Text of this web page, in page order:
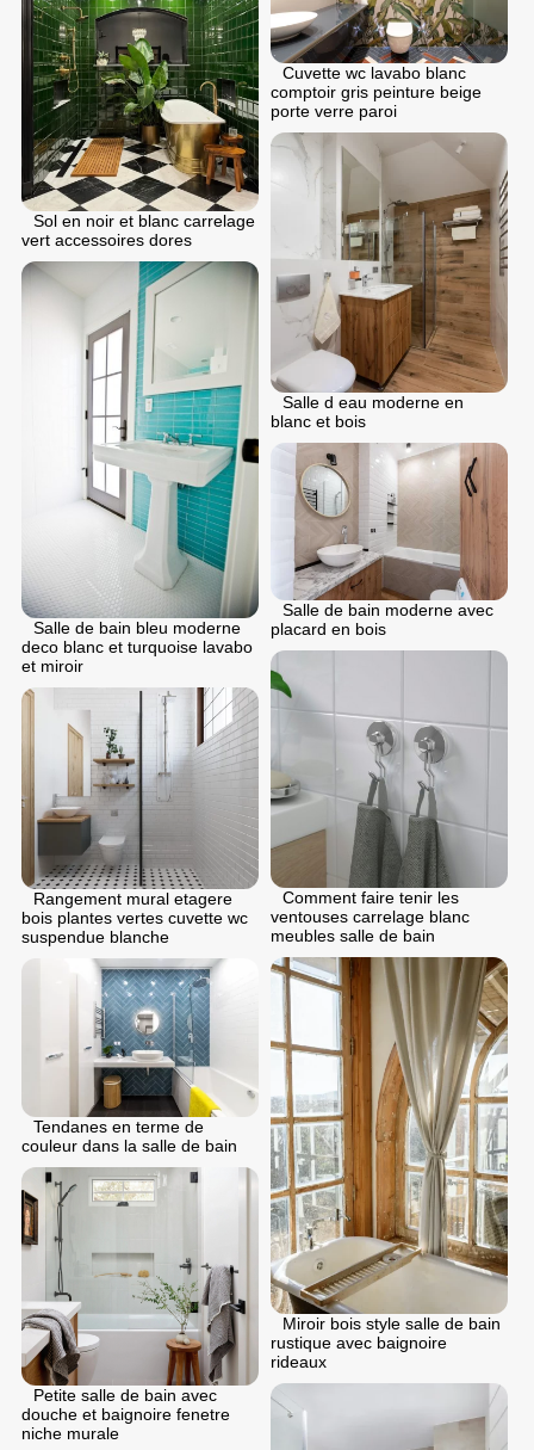
Sol en noir et blanc carrelage
vert accessoires dores
Cuvette wc lavabo blanc
comptoir gris peinture beige
porte verre paroi
Salle d eau moderne en
blanc et bois
Salle de bain bleu moderne
deco blanc et turquoise lavabo
et miroir
Salle de bain moderne avec
placard en bois
Comment faire tenir les
ventouses carrelage blanc
meubles salle de bain
Rangement mural etagere
bois plantes vertes cuvette wc
suspendue blanche
Miroir bois style salle de bain
rustique avec baignoire
rideaux
Tendanes en terme de
couleur dans la salle de bain
Petite salle de bain avec
douche et baignoire fenetre
niche murale